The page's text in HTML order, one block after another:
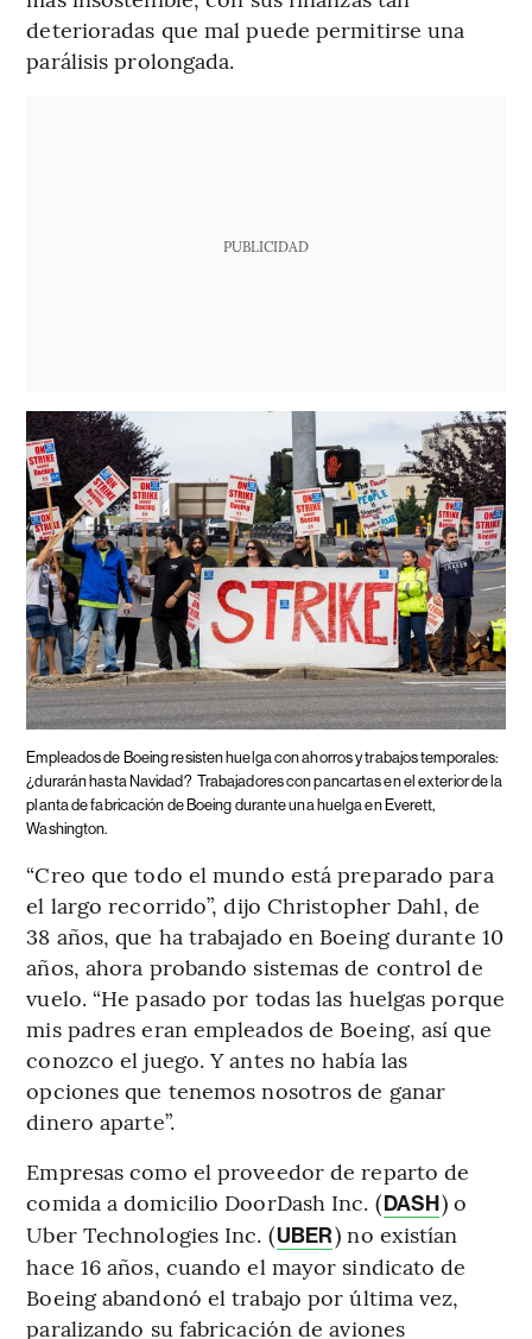
deterioradas que mal puede permitirse una
parálisis prolongada.
PUBLICIDAD
Empleados de Boeing resisten huelga con ahorros y trabajos temporales:
¿durarán hasta Navidad? Trabajadores con pancartas en el exterior de la
planta de fabricación de Boeing durante una huelga en Everett,
Washington.
“Creo que todo el mundo está preparado para
el largo recorrido”, dijo Christopher Dahl, de
38 años, que ha trabajado en Boeing durante 10
años, ahora probando sistemas de control de
vuelo. “He pasado por todas las huelgas porque
mis padres eran empleados de Boeing, así que
conozco el juego. Y antes no había las
opciones que tenemos nosotros de ganar
dinero aparte”.
Empresas como el proveedor de reparto de
comida a domicilio DoorDash Inc. (DASH) o
Uber Technologies Inc. (UBER) no existían
hace 16 años, cuando el mayor sindicato de
Boeing abandonó el trabajo por última vez,
paralizando su fabricación de aviones